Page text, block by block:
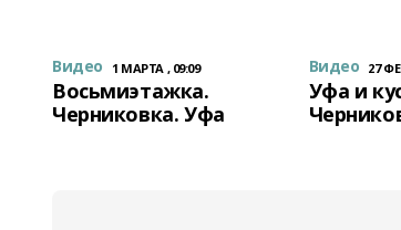
Видео 1 МАРТА , 09:09
Восьмиэтажка.
Черниковка. Уфа
Видео 27
Уфа и